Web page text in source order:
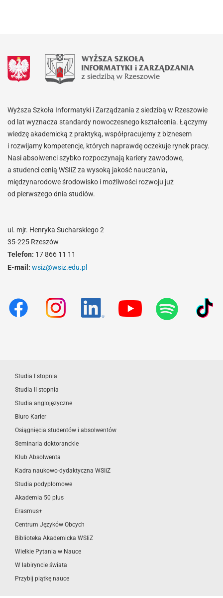
Wyższa Szkoła Informatyki i Zarządzania z siedzibą w Rzeszowie
od lat wyznacza standardy nowoczesnego kształcenia. Łączymy
wiedzę akademicką z praktyką, współpracujemy z biznesem
i rozwijamy kompetencje, których naprawdę oczekuje rynek pracy.
Nasi absolwenci szybko rozpoczynają kariery zawodowe,
a studenci cenią WSIiZ za wysoką jakość nauczania,
międzynarodowe środowisko i możliwości rozwoju już
od pierwszego dnia studiów.
ul. mjr. Henryka Sucharskiego 2
35-225 Rzeszów
Telefon: 17 866 11 11
E-mail: wsiz@wsiz.edu.pl
Studia I stopnia
Studia II stopnia
Studia anglojęzyczne
Biuro Karier
Osiągnięcia studentów i absolwentów
Seminaria doktoranckie
Klub Absolwenta
Kadra naukowo-dydaktyczna WSIiZ
Studia podyplomowe
Akademia 50 plus
Erasmus+
Centrum Języków Obcych
Biblioteka Akademicka WSIiZ
Wielkie Pytania w Nauce
W labiryncie świata
Przybij piątkę nauce